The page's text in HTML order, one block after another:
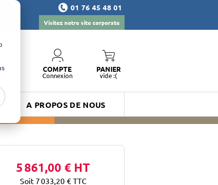
01 76 45 48 01
Visitez notre site corporate
COMPTE
Connexion
PANIER
vide :(
A PROPOS DE NOUS
5 861,00 € HT
Soit 7 033,20 € TTC